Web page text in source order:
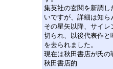
集英社の玄関を新調し
いですが、詳細は知ら
その星矢以降、サイ
切られ、以後代表作と
を去られました。
現在は秋田書店が氏の
秋田書店的